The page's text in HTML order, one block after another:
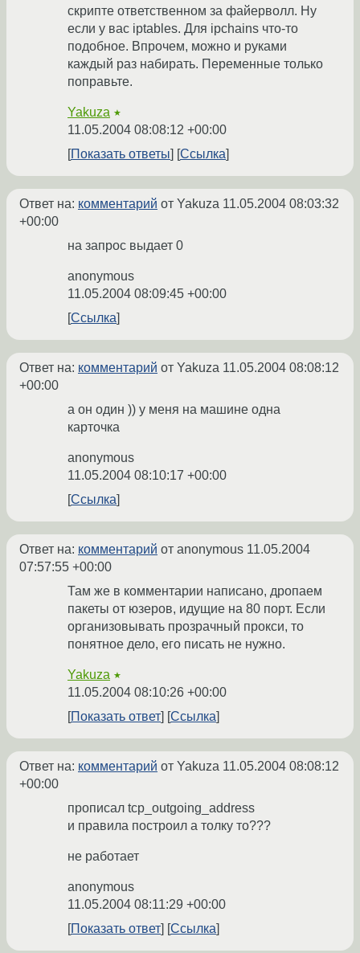
скрипте ответственном за файерволл. Ну
если у вас iptables. Для ipchains что-то
подобное. Впрочем, можно и руками
каждый раз набирать. Переменные только
поправьте.
Yakuza ★
11.05.2004 08:08:12 +00:00
Показать ответы
Ссылка
Ответ на: комментарий от Yakuza 11.05.2004 08:03:32
+00:00
на запрос выдает 0
anonymous
11.05.2004 08:09:45 +00:00
Ссылка
Ответ на: комментарий от Yakuza 11.05.2004 08:08:12
+00:00
а он один )) у меня на машине одна
карточка
anonymous
11.05.2004 08:10:17 +00:00
Ссылка
Ответ на: комментарий от anonymous 11.05.2004
07:57:55 +00:00
Там же в комментарии написано, дропаем
пакеты от юзеров, идущие на 80 порт. Если
организовывать прозрачный прокси, то
понятное дело, его писать не нужно.
Yakuza ★
11.05.2004 08:10:26 +00:00
Показать ответ
Ссылка
Ответ на: комментарий от Yakuza 11.05.2004 08:08:12
+00:00
прописал tcp_outgoing_address
и правила построил а толку то???
не работает
anonymous
11.05.2004 08:11:29 +00:00
Показать ответ
Ссылка